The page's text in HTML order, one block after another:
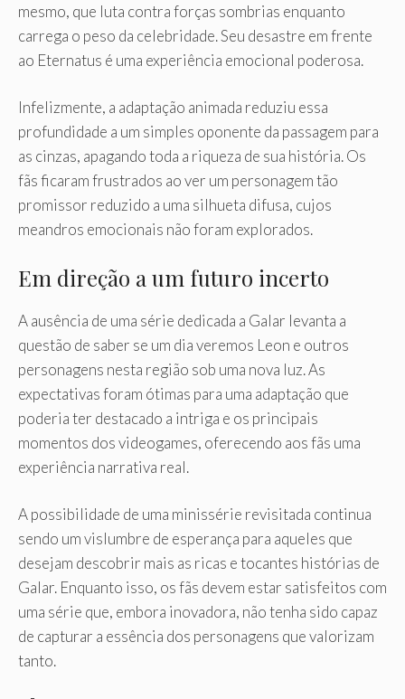
mesmo, que luta contra forças sombrias enquanto
carrega o peso da celebridade. Seu desastre em frente
ao Eternatus é uma experiência emocional poderosa.
Infelizmente, a adaptação animada reduziu essa
profundidade a um simples oponente da passagem para
as cinzas, apagando toda a riqueza de sua história. Os
fãs ficaram frustrados ao ver um personagem tão
promissor reduzido a uma silhueta difusa, cujos
meandros emocionais não foram explorados.
Em direção a um futuro incerto
A ausência de uma série dedicada a Galar levanta a
questão de saber se um dia veremos Leon e outros
personagens nesta região sob uma nova luz. As
expectativas foram ótimas para uma adaptação que
poderia ter destacado a intriga e os principais
momentos dos videogames, oferecendo aos fãs uma
experiência narrativa real.
A possibilidade de uma minissérie revisitada continua
sendo um vislumbre de esperança para aqueles que
desejam descobrir mais as ricas e tocantes histórias de
Galar. Enquanto isso, os fãs devem estar satisfeitos com
uma série que, embora inovadora, não tenha sido capaz
de capturar a essência dos personagens que valorizam
tanto.